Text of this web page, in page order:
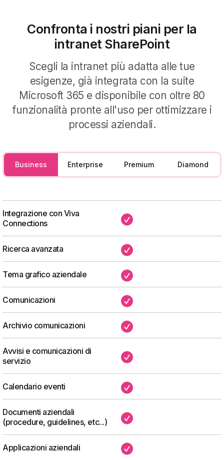
Per la produttività
Aumenta la produttività in azienda con
quotidiane.
Semplifica l'accesso alle informazioni
aziendali con il supporto della nostra
intelligenza artificiale.
Confronta i nostri piani per la
intranet SharePoint
Scegli la intranet più adatta alle tue
esigenze, già integrata con la suite
Microsoft 365 e disponibile con oltre 80
funzionalità pronte all'uso per ottimizzare i
processi aziendali.
Business Enterprise Premium Diamond
Integrazione con Viva
Connections
✔
Ricerca avanzata ✔
Tema grafico aziendale ✔
Comunicazioni ✔
Archivio comunicazioni ✔
Avvisi e comunicazioni di
servizio
✔
Calendario eventi ✔
Documenti aziendali
(procedure, guidelines, etc...)
✔
Applicazioni aziendali ✔